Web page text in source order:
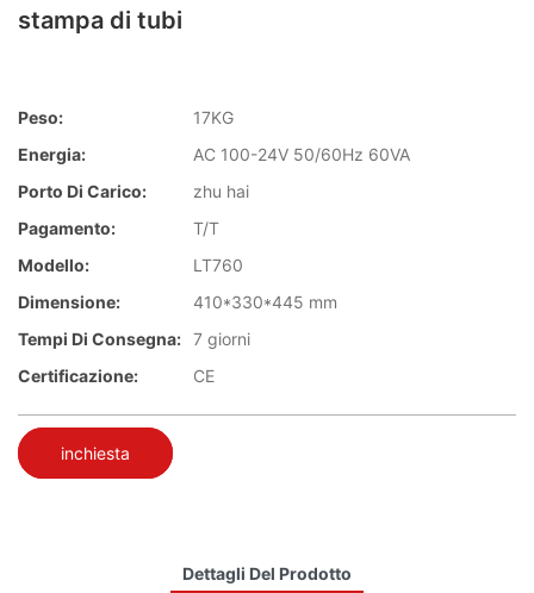
stampa di tubi
Peso:
17KG
Energia:
AC 100-24V 50/60Hz 60VA
Porto Di Carico:
zhu hai
Pagamento:
T/T
Modello:
LT760
Dimensione:
410*330*445 mm
Tempi Di Consegna: 7 giorni
Certificazione:
CE
inchiesta
Dettagli Del Prodotto